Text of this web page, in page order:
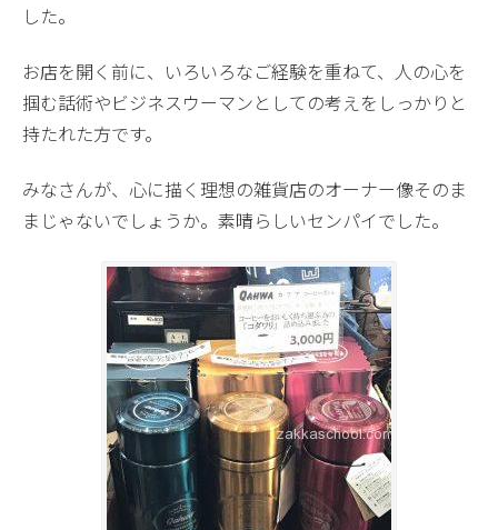
した。
お店を開く前に、いろいろなご経験を重ねて、人の心を
掴む話術やビジネスウーマンとしての考えをしっかりと
持たれた方です。
みなさんが、心に描く理想の雑貨店のオーナー像そのま
まじゃないでしょうか。素晴らしいセンパイでした。